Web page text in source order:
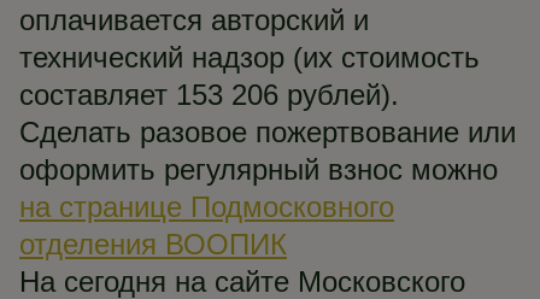
оплачивается авторский и
технический надзор (их стоимость
составляет 153 206 рублей).
Сделать разовое пожертвование или
оформить регулярный взнос можно
на странице Подмосковного
отделения ВООПИК
На сегодня на сайте Московского